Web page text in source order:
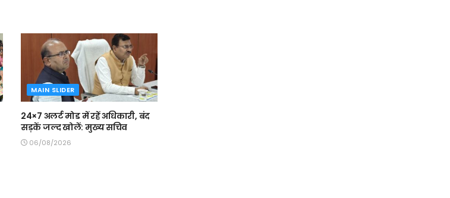
MAIN SLIDER
24×7 अलर्ट मोड में रहें अधिकारी, बंद
सड़कें जल्द खोलें: मुख्य सचिव
06/08/2026